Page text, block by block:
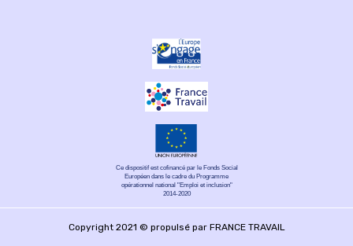
Ce dispositif est cofinancé par le Fonds Social
Européen dans le cadre du Programme
opérationnel national "Emploi et inclusion"
2014-2020
Copyright 2021 © propulsé par FRANCE TRAVAIL